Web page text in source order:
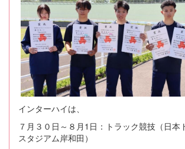
インターハイは、
７月３０日～８月1日：トラック競技（日本
スタジアム岸和田）